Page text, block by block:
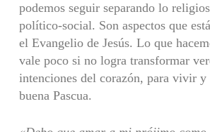
podemos seguir separando lo
político-social. Son aspectos que
el Evangelio de Jesús. Lo que
vale poco si no logra transformar
intenciones del corazón, para vivir y
buena Pascua.